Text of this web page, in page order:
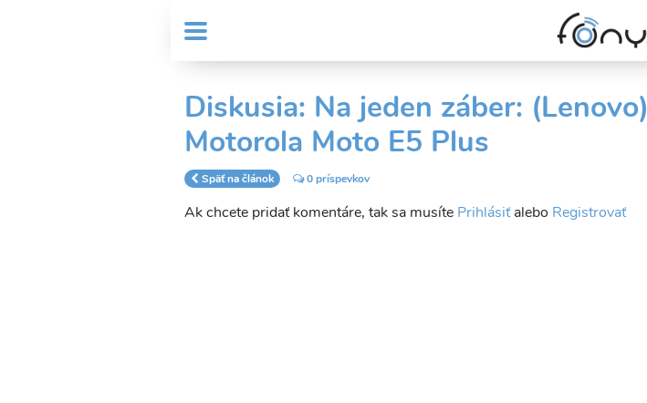
MENU
Header
menu
User
account
Diskusia: Na jeden záber: (Lenovo)
Motorola Moto E5 Plus
Späť na článok 0 príspevkov
Ak chcete pridať komentáre, tak sa musíte Prihlásiťalebo Registrovať